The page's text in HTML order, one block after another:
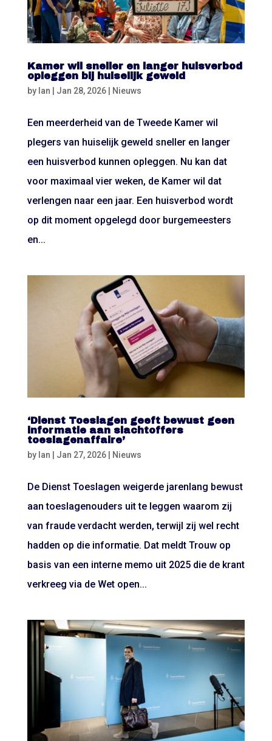
Kamer wil sneller en langer huisverbod
opleggen bij huiselijk geweld
by Ian | Jan 28, 2026| Nieuws
Een meerderheid van de Tweede Kamer wil
plegers van huiselijk geweld sneller en langer
een huisverbod kunnen opleggen. Nu kan dat
voor maximaal vier weken, de Kamer wil dat
verlengen naar een jaar. Een huisverbod wordt
op dit moment opgelegd door burgemeesters
en...
‘Dienst Toeslagen geeft bewust geen
informatie aan slachtoffers
toeslagenaffaire’
by Ian Jan 27, 2026| Nieuws
De Dienst Toeslagen weigerde jarenlang bewust
aan toeslagenouders uit te leggen waarom zij
van fraude verdacht werden, terwijl zij wel recht
hadden op die informatie. Dat meldt Trouw op
basis van een interne memo uit 2025 die de krant
verkreeg via de Wet open...